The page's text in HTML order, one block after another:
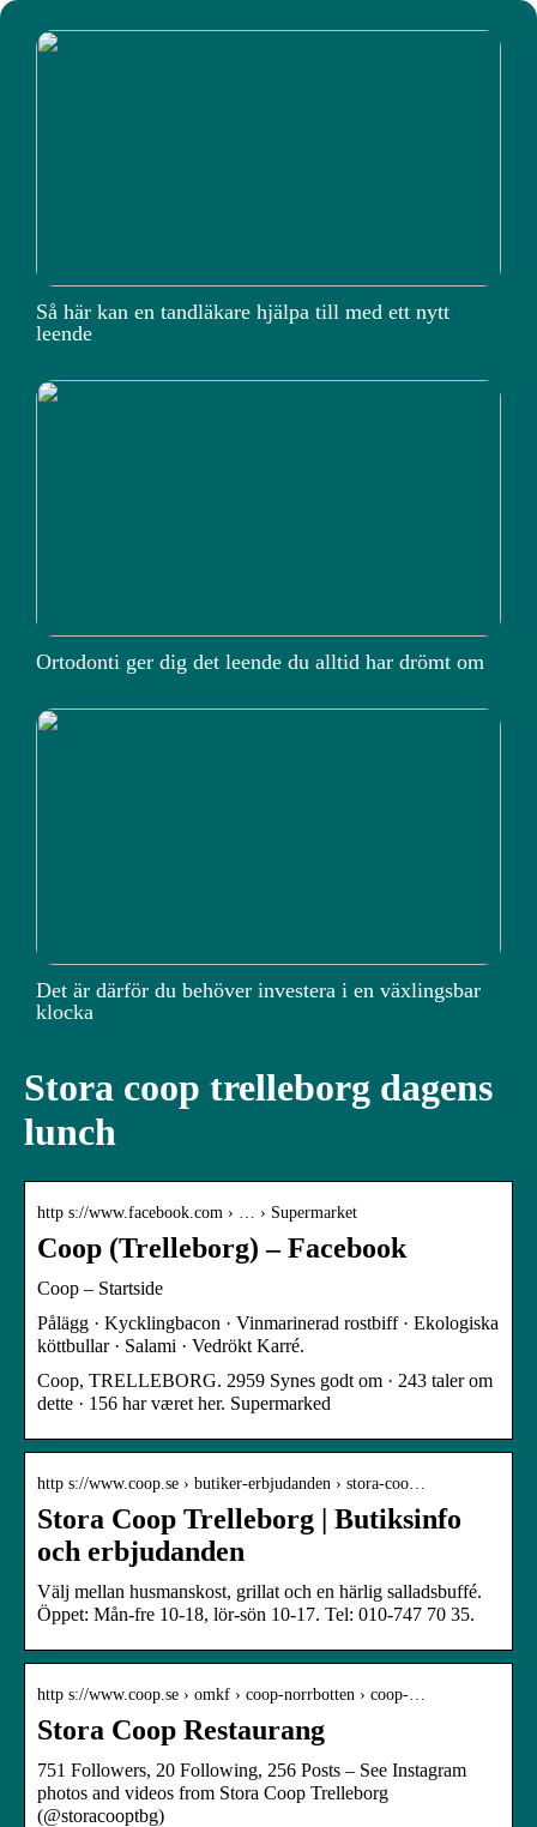
Så här kan en tandläkare hjälpa till med ett nytt
leende
Ortodonti ger dig det leende du alltid har drömt om
Det är därför du behöver investera i en växlingsbar
klocka
Stora coop trelleborg dagens
lunch
http s://www.facebook.com › … › Supermarket
Coop (Trelleborg) – Facebook
Coop – Startside
Pålägg · Kycklingbacon · Vinmarinerad rostbiff · Ekologiska
köttbullar · Salami · Vedrökt Karré.
Coop, TRELLEBORG. 2959 Synes godt om · 243 taler om
dette · 156 har været her. Supermarked
http s://www.coop.se › butiker-erbjudanden › stora-coo…
Stora Coop Trelleborg | Butiksinfo
och erbjudanden
Välj mellan husmanskost, grillat och en härlig salladsbuffé.
Öppet: Mån-fre 10-18, lör-sön 10-17. Tel: 010-747 70 35.
http s://www.coop.se › omkf › coop-norrbotten › coop-…
Stora Coop Restaurang
751 Followers, 20 Following, 256 Posts – See Instagram
photos and videos from Stora Coop Trelleborg
(@storacooptbg)